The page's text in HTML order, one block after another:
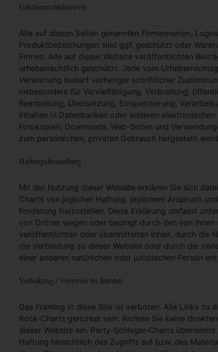
Urheberrechtshinweis
Alle auf diesen Seiten genannten Firmennamen,
Produktbezeichungen sind ggf. geschützt oder
Firmen. Alle auf dieser Website veröffentlichten
urheberrechtlich geschützt. Jede vom
Verwertung bedarf vorheriger schriftlicher
insbesondere für Vervielfältigung, Verbreitung,
Bearbeitung, Übersetzung, Einspeicherung,
Inhalten in Datenbanken oder anderen
Fotokopien, Downloads, Web-Seiten und
zum persönlichen, privaten Gebrauch hergestellt
Haftungsfreistellung
Mit der Nutzung dieser Website erklären Sie sich
Charts von jeglicher Haftung, jeglichem Anspruch
Forderung freizustellen. Diese Erklärung umfasst
von Dritten wegen oder bedingt durch den von Ihnen
veröffentlichten oder übermittelten Inhalt, durch die
die Verbindung zu dieser Website oder durch die
einer anderen natürlichen oder juristischen Person
Verlinkung / Verweise im Internet
Das Framing in diese Site ist verboten. Alle Links zu
Rock-Charts gerichtet sein. Richten Sie keine
dieser Website ein. Party-Schlager-Charts
Haftung hinsichtlich des Zugriffs auf bzw. des